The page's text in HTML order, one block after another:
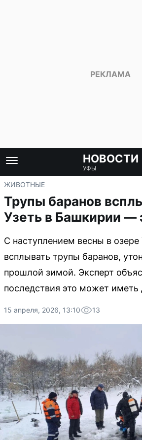
НОВОСТИ
УФЫ
ЖИВОТНЫЕ
Трупы баранов
Узеть в Башкирии —
С наступлением весны в озере
всплывать трупы баранов,
прошлой зимой. Эксперт
последствия это может иметь
15 апреля, 2026, 13:10 13